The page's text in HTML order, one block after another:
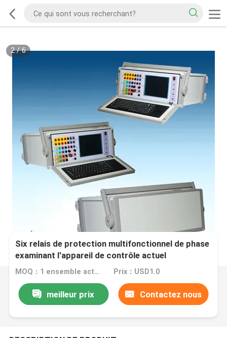
2/6
Six relais de protection multifonctionnel de phase
examinant l'appareil de contrôle actuel
secondaire d'injectionMOQ：1 ensemble actuel secondaire d'essai d'injection d'ensemble Prix：USD1.0
meilleur prix Contactez nous